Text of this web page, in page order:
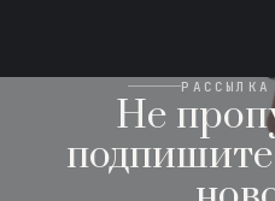
РАССЫЛКА
Не